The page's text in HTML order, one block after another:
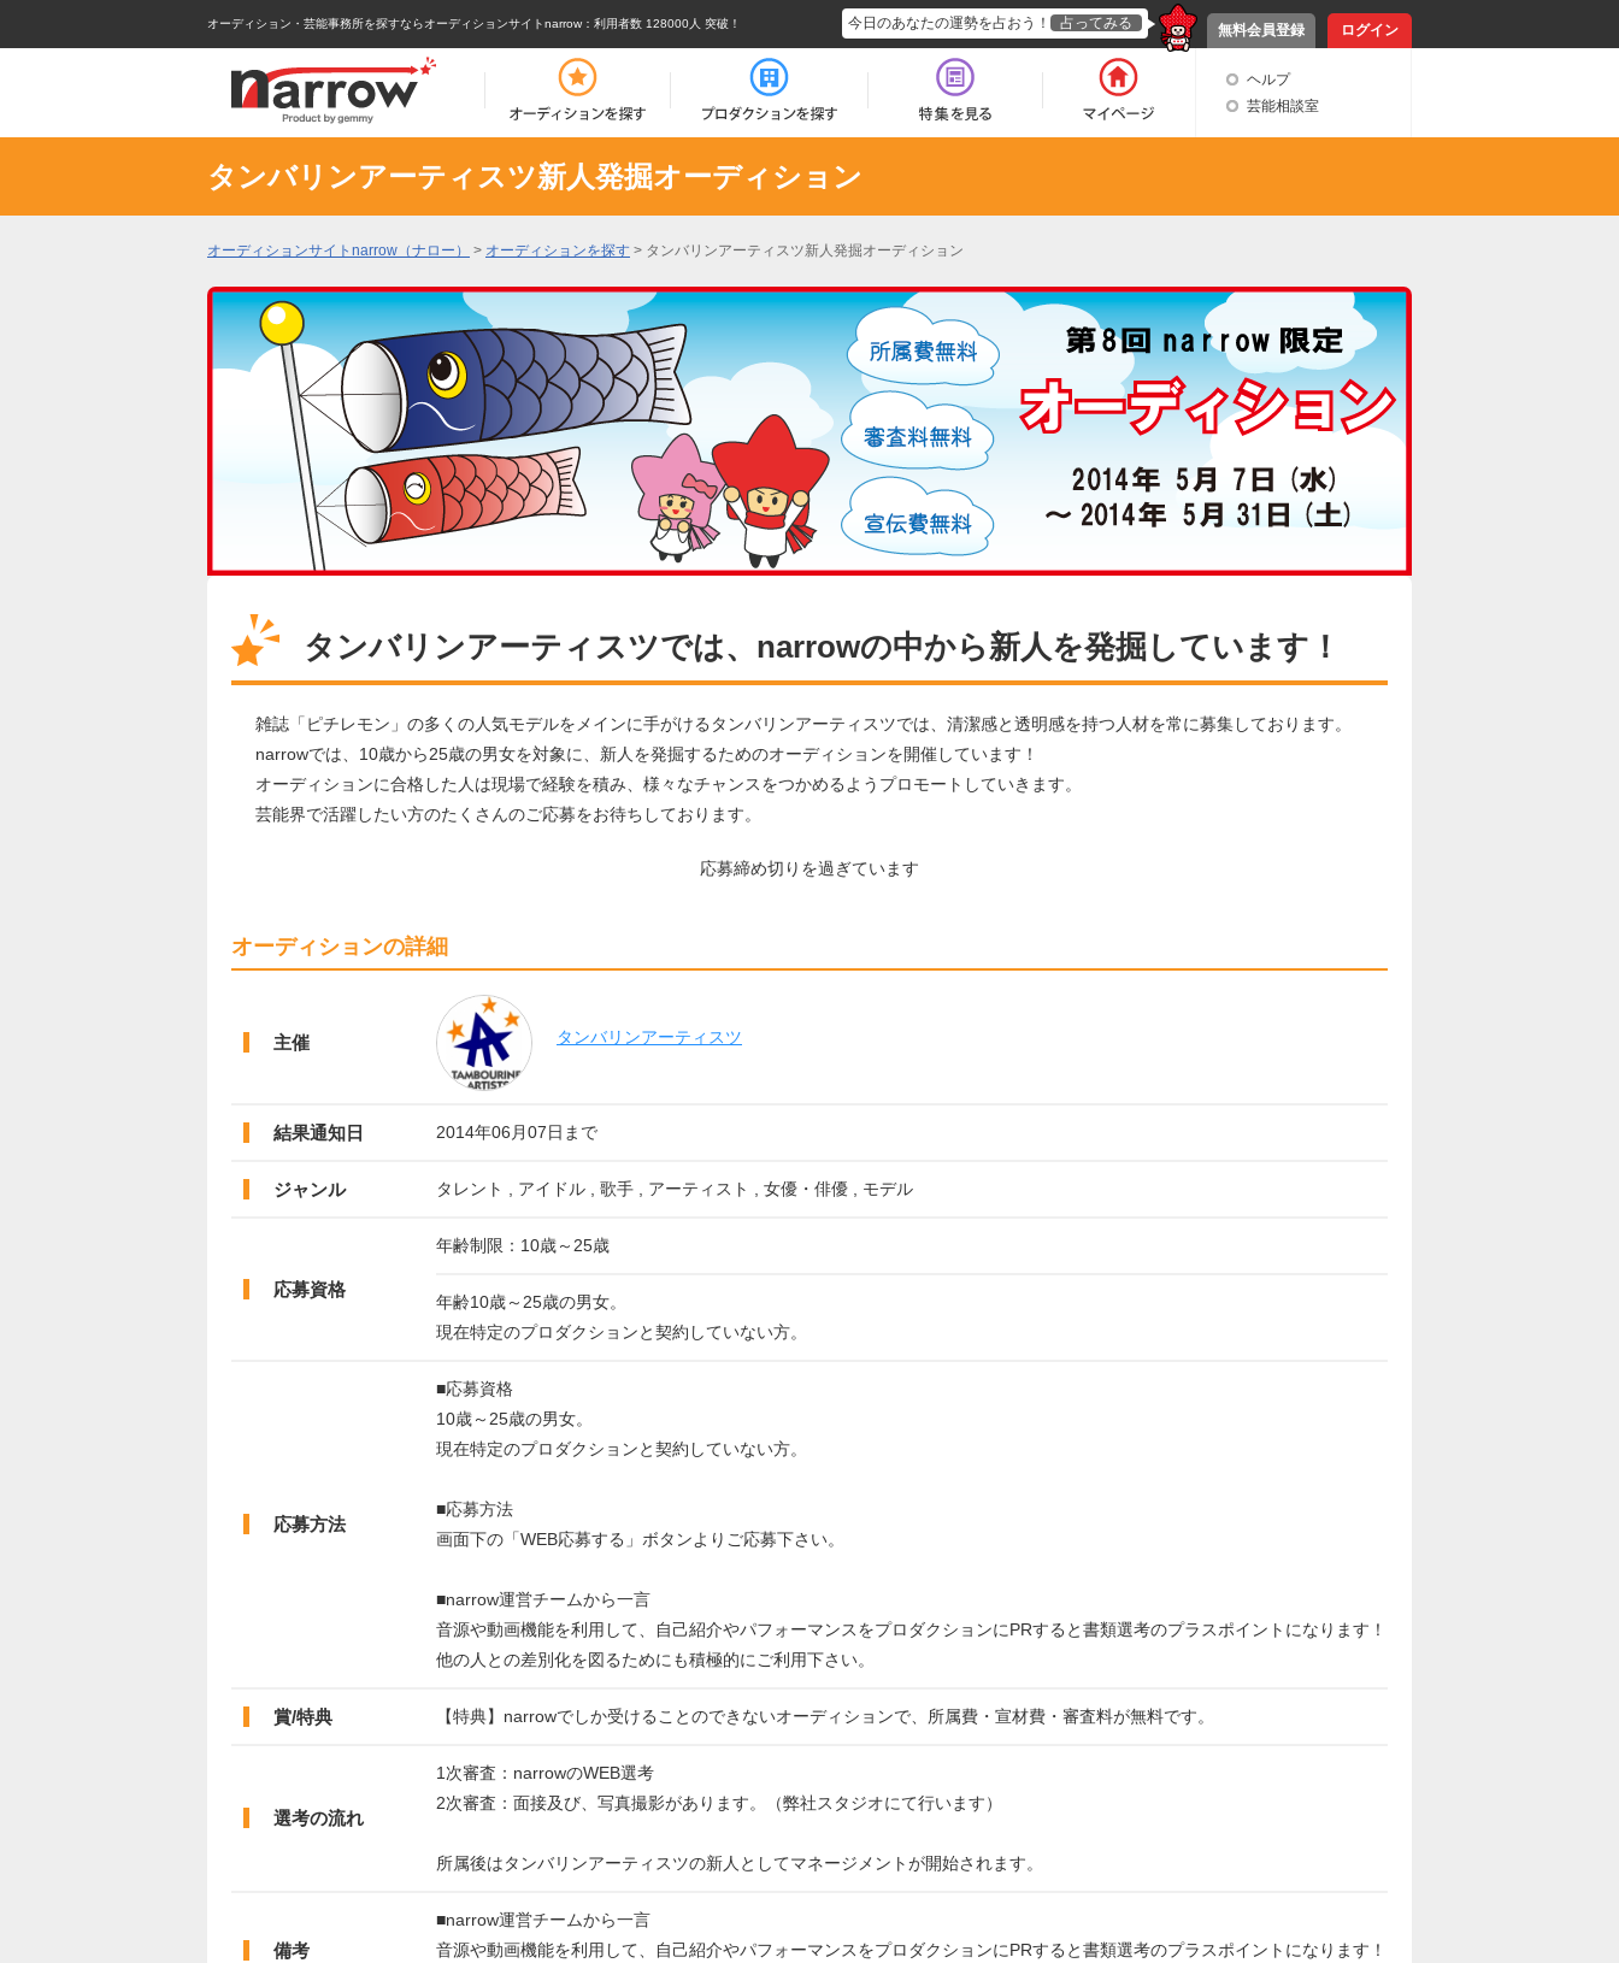
オーディション・芸能事務所を探すならオーディションサイトnarrow ：利用者数 128000人 突破！ 無料会員登録 ログイン
今日のあなたの運勢を占おう！ 占ってみる
ヘルプ
芸能相談室
タンバリンアーティスツ新人発掘オーディション
オーディションサイトnarrow（ナロー） > オーディションを探す > タンバリンアーティスツ新人発掘オーディション
タンバリンアーティスツでは、narrowの中から新人を発掘しています！
雑誌「ピチレモン」の多くの人気モデルをメインに手がけるタンバリンアーティスツでは、清潔感と透明感を持つ人材を常に募集しております。
narrowでは、10歳から25歳の男女を対象に、新人を発掘するためのオーディションを開催しています！
オーディションに合格した人は現場で経験を積み、様々なチャンスをつかめるようプロモートしていきます。
芸能界で活躍したい方のたくさんのご応募をお待ちしております。
応募締め切りを過ぎています
オーディションの詳細
主催 タンバリンアーティスツ
結果通知日 2014年06月07日まで
ジャンル タレント , アイドル , 歌手 , アーティスト , 女優・俳優 , モデル
応募資格
年齢制限：10歳～25歳
年齢10歳～25歳の男女。
現在特定のプロダクションと契約していない方。
応募方法
■応募資格
10歳～25歳の男女。
現在特定のプロダクションと契約していない方。
■応募方法
画面下の「WEB応募する」ボタンよりご応募下さい。
■narrow運営チームから一言
音源や動画機能を利用して、自己紹介やパフォーマンスをプロダクションにPRすると書類選考のプラスポイントになります！
他の人との差別化を図るためにも積極的にご利用下さい。
賞/特典 【特典】narrowでしか受けることのできないオーディションで、所属費・宣材費・審査料が無料です。
選考の流れ
1次審査：narrowのWEB選考
2次審査：面接及び、写真撮影があります。（弊社スタジオにて行います）
所属後はタンバリンアーティスツの新人としてマネージメントが開始されます。
備考
■narrow運営チームから一言
音源や動画機能を利用して、自己紹介やパフォーマンスをプロダクションにPRすると書類選考のプラスポイントになります！